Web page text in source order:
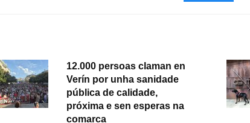
12.000 persoas claman en
Verín por unha sanidade
pública de calidade,
próxima e sen esperas na
comarca